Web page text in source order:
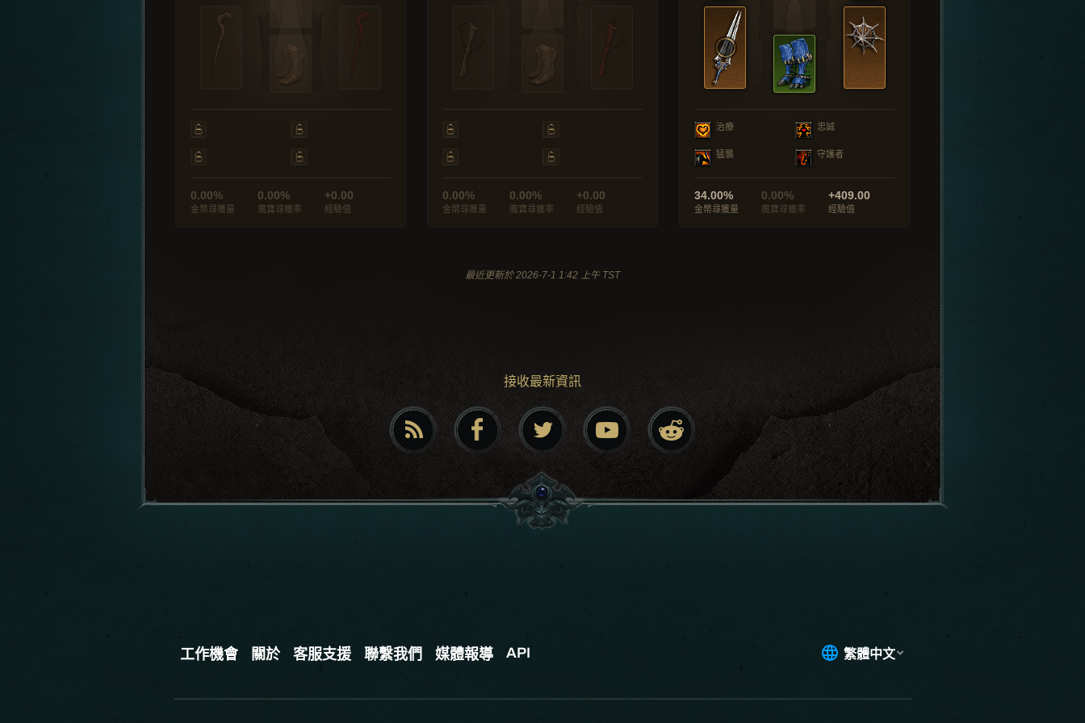
0.00%
金幣尋獲量
0.00%
魔寶尋獲率
+0.00
經驗值
0.00%
金幣尋獲量
0.00%
魔寶尋獲率
+0.00
經驗值
治療 忠誠
猛襲 守護者
34.00%
金幣尋獲量
0.00%
魔寶尋獲率
+409.00
經驗值
最近更新於 2026-7-1 1:42 上午 TST
接收最新資訊